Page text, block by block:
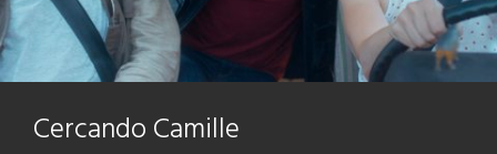
Cercando Camille